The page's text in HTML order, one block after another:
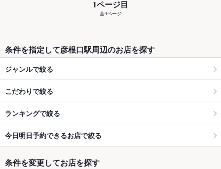
1ページ目
全4ページ
条件を指定して彦根口駅周辺のお店を探す
ジャンルで絞る
こだわりで絞る
ランキングで絞る
今日明日予約できるお店で絞る
条件を変更してお店を探す